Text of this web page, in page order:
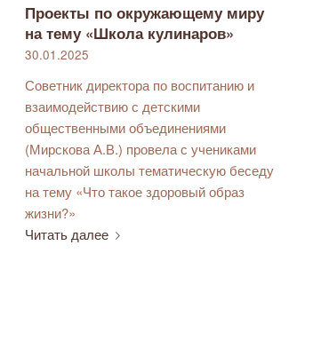
Проекты по окружающему миру
на тему «Школа кулинаров»
30.01.2025
Советник директора по воспитанию и
взаимодействию с детскими
общественными объединениями
(Мирскова А.В.) провела с учениками
начальной школы тематическую беседу
на тему «Что такое здоровый образ
жизни?»
Читать далее